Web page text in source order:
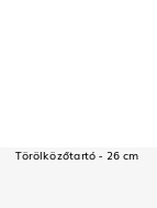
Törölközőtartó - 26 cm